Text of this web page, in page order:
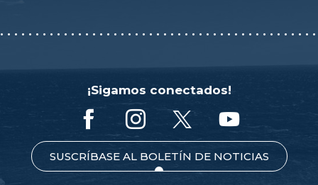
¡Sigamos conectados!
SUSCRÍBASE AL BOLETÍN DE NOTICIAS